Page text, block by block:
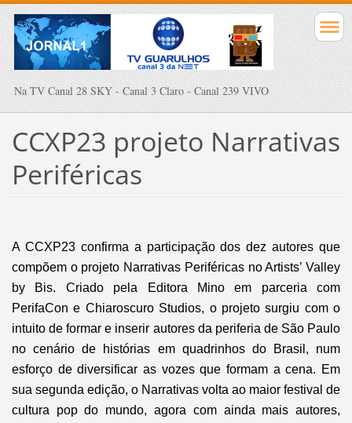
Na TV Canal 28 SKY - Canal 3 Claro - Canal 239 VIVO
CCXP23 projeto Narrativas
Periféricas
A CCXP23 confirma a participação dos dez autores que
compõem o projeto Narrativas Periféricas no Artists’ Valley
by Bis. Criado pela Editora Mino em parceria com
PerifaCon e Chiaroscuro Studios, o projeto surgiu com o
intuito de formar e inserir autores da periferia de São Paulo
no cenário de histórias em quadrinhos do Brasil, num
esforço de diversificar as vozes que formam a cena. Em
sua segunda edição, o Narrativas volta ao maior festival de
cultura pop do mundo, agora com ainda mais autores,